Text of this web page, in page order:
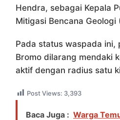
Hendra, sebagai Kepala
Mitigasi Bencana Geologi
Pada status waspada ini,
Bromo dilarang mendaki
aktif dengan radius satu
Post Views: 3,393
Baca Juga : Warga